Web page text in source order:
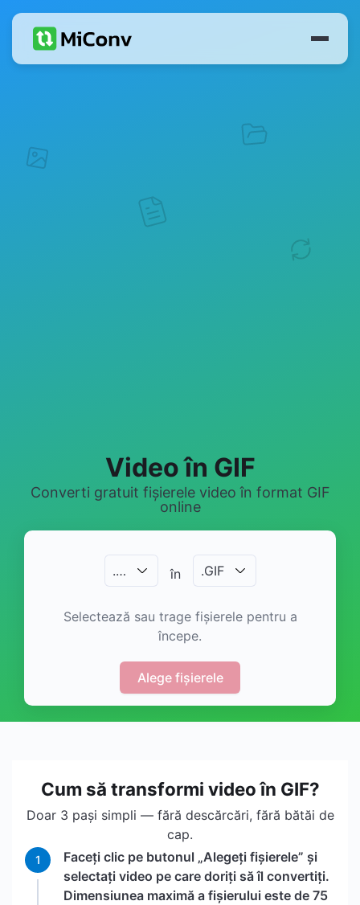
Video în GIF
Converti gratuit fișierele video în format GIF
online
.… în .GIF
Selectează sau trage fișierele pentru a
începe.
Alege fișierele
Cum să transformi video în GIF?
Doar 3 pași simpli — fără descărcări, fără bătăi de
cap.
1
Faceți clic pe butonul „Alegeți fișierele” și
selectați video pe care doriți să îl convertiți.
Dimensiunea maximă a fișierului este de 75